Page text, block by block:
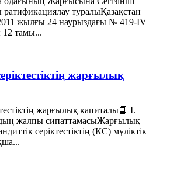
туралыҚазақстан
жылғы 24 наурыздағы № 419-IV
тамы...
жарғылық
жарғылық капиталы📘 I.
жалпы сипаттамасыЖарғылық
серіктестіктің (КС) мүліктік